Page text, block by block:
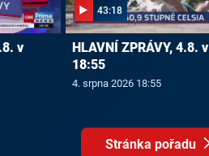
v
43:18
HLAVNÍ ZPRÁVY, 4.8. v
18:55
4. srpna 2026 18:55
Stránka pořadu